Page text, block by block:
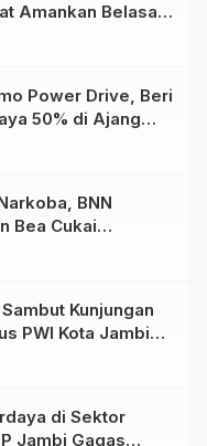
Amankan Belasan
Power Drive, Beri
50% di Ajang
BNN
Bea Cukai
Pelaku beserta
Kunjungan
PWI Kota Jambi
Kolaborasi
di Sektor
Jambi Gagas